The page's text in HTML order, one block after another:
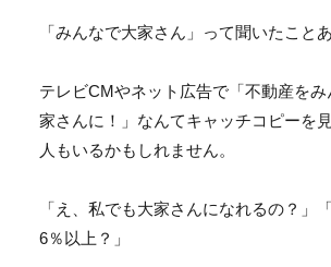
「みんなで大家さん」って聞いたこと
テレビCMやネット広告で「不動産を
家さんに！
」なんてキャッチコピーを見
人もいるかもしれません。
「え、私でも大家さんになれるの？」
6％以上？」